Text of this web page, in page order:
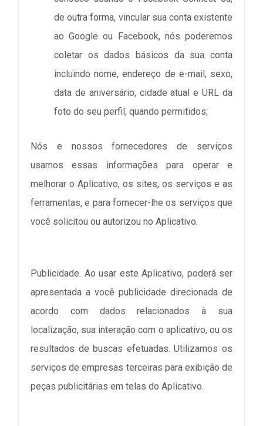
de outra forma, vincular sua conta existente
ao Google ou Facebook, nós poderemos
coletar os dados básicos da sua conta
incluindo nome, endereço de e-mail, sexo,
data de aniversário, cidade atual e URL da
foto do seu perfil, quando permitidos;
Nós e nossos fornecedores de serviços
usamos essas informações para operar e
melhorar o Aplicativo, os sites, os serviços e as
ferramentas, e para fornecer-lhe os serviços que
você solicitou ou autorizou no Aplicativo.
Publicidade. Ao usar este Aplicativo, poderá ser
apresentada a você publicidade direcionada de
acordo com dados relacionados à sua
localização, sua interação com o aplicativo, ou os
resultados de buscas efetuadas. Utilizamos os
serviços de empresas terceiras para exibição de
peças publicitárias em telas do Aplicativo.